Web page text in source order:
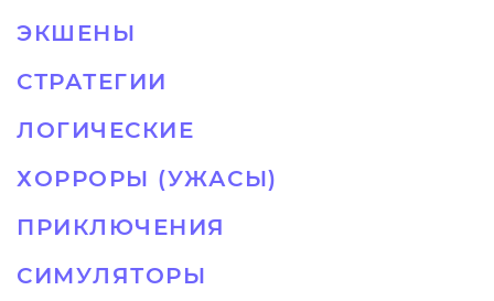
ЭКШЕНЫ
СТРАТЕГИИ
ЛОГИЧЕСКИЕ
ХОРРОРЫ (УЖАСЫ)
ПРИКЛЮЧЕНИЯ
СИМУЛЯТОРЫ